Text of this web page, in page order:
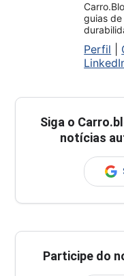
guias
Perfil
Siga o
notícias
Participe do